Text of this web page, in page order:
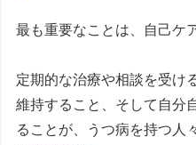
最も重要なことは、自己ケ
定期的な治療や相談を受け
維持すること、そして自分
ることが、うつ病を持つ人